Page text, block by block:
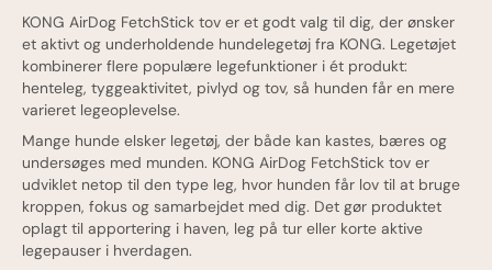
Ofte stillede spørgsmål
Oprindelsesland
KONG AirDog FetchStick tov er et godt valg til dig, der ønsker
et aktivt og underholdende hundelegetøj fra KONG. Legetøjet
kombinerer flere populære legefunktioner i ét produkt:
henteleg, tyggeaktivitet, pivlyd og tov, så hunden får en mere
varieret legeoplevelse.
Mange hunde elsker legetøj, der både kan kastes, bæres og
undersøges med munden. KONG AirDog FetchStick tov er
udviklet netop til den type leg, hvor hunden får lov til at bruge
kroppen, fokus og samarbejdet med dig. Det gør produktet
oplagt til apportering i haven, leg på tur eller korte aktive
legepauser i hverdagen.